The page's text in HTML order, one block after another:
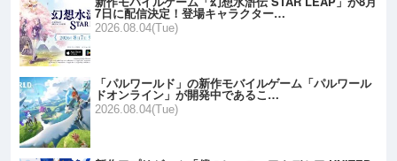
7日に配信決定！登場キャラクター…
2026.08.04(Tue)
「パルワールド」の新作モバイルゲーム「パルワール
ドオンライン」が開発中であるこ…
2026.08.04(Tue)